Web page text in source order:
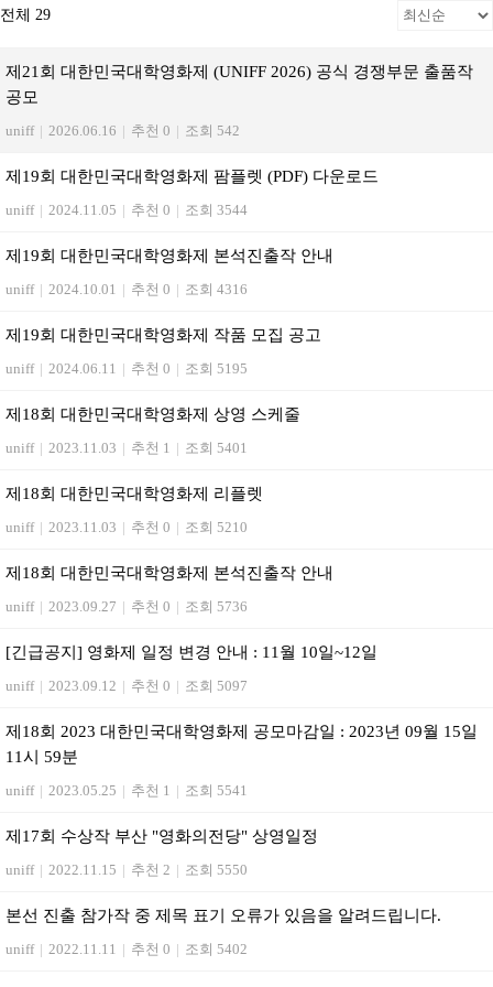
전체 29
제21회 대한민국대학영화제 (UNIFF 2026) 공식 경쟁부문 출품작
공모
uniff | 2026.06.16 | 추천 0 | 조회 542
제19회 대한민국대학영화제 팜플렛 (PDF) 다운로드
uniff | 2024.11.05 | 추천 0 | 조회 3544
제19회 대한민국대학영화제 본석진출작 안내
uniff | 2024.10.01 | 추천 0 | 조회 4316
제19회 대한민국대학영화제 작품 모집 공고
uniff | 2024.06.11 | 추천 0 | 조회 5195
제18회 대한민국대학영화제 상영 스케줄
uniff | 2023.11.03 | 추천 1 | 조회 5401
제18회 대한민국대학영화제 리플렛
uniff | 2023.11.03 | 추천 0 | 조회 5210
제18회 대한민국대학영화제 본석진출작 안내
uniff | 2023.09.27 | 추천 0 | 조회 5736
[긴급공지] 영화제 일정 변경 안내 : 11월 10일~12일
uniff | 2023.09.12 | 추천 0 | 조회 5097
제18회 2023 대한민국대학영화제 공모마감일 : 2023년 09월 15일
11시 59분
uniff | 2023.05.25 | 추천 1 | 조회 5541
제17회 수상작 부산 "영화의전당" 상영일정
uniff | 2022.11.15 | 추천 2 | 조회 5550
본선 진출 참가작 중 제목 표기 오류가 있음을 알려드립니다.
uniff | 2022.11.11 | 추천 0 | 조회 5402